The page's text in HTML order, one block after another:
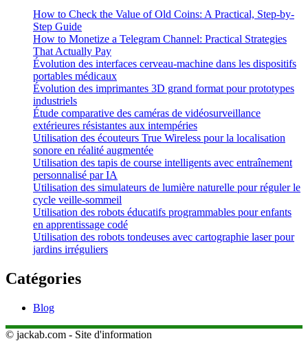
How to Check the Value of Old Coins: A Practical, Step-by-
Step Guide
How to Monetize a Telegram Channel: Practical Strategies
That Actually Pay
Évolution des interfaces cerveau-machine dans les dispositifs
portables médicaux
Évolution des imprimantes 3D grand format pour prototypes
industriels
Étude comparative des caméras de vidéosurveillance
extérieures résistantes aux intempéries
Utilisation des écouteurs True Wireless pour la localisation
sonore en réalité augmentée
Utilisation des tapis de course intelligents avec entraînement
personnalisé par IA
Utilisation des simulateurs de lumière naturelle pour réguler le
cycle veille-sommeil
Utilisation des robots éducatifs programmables pour enfants
en apprentissage codé
Utilisation des robots tondeuses avec cartographie laser pour
jardins irréguliers
Catégories
Blog
© jackab.com - Site d'information